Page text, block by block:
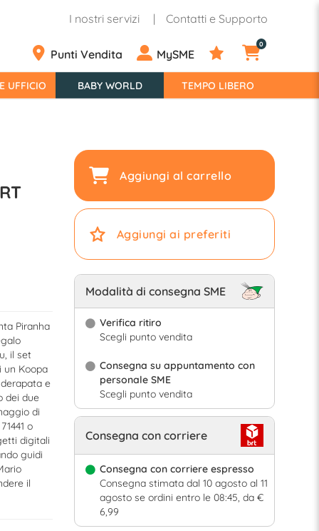
I nostri servizi Contatti e Supporto
Punti Vendita MySME
0
UFFICIO BABY WORLD TEMPO LIBERO
Piranha
il set
un Koopa
e
dei due
di
o
digitali
guidi
il
Aggiungi al carrello
Aggiungi ai preferiti
Modalità di consegna SME
Verifica ritiro
Scegli punto vendita
Consegna su appuntamento con
personale SME
Scegli punto vendita
Consegna con corriere
Consegna con corriere espresso
Consegna stimata dal 10 agosto al 11
agosto se ordini entro le 08:45, da €
6,99